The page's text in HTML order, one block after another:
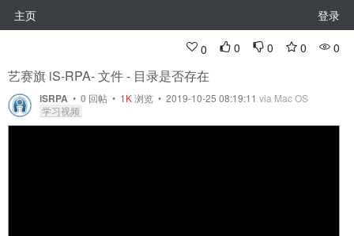
主页 登录
0 0 0 0 0
艺赛旗 iS-RPA- 文件 - 目录是否存在
iSRPA • 0 回帖 • 1K浏览 • 2019-10-25 08:19:11 via Mac OS
学习视频